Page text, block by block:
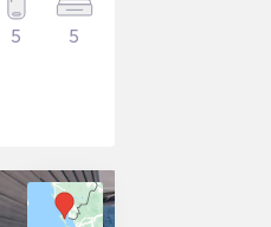
5 5